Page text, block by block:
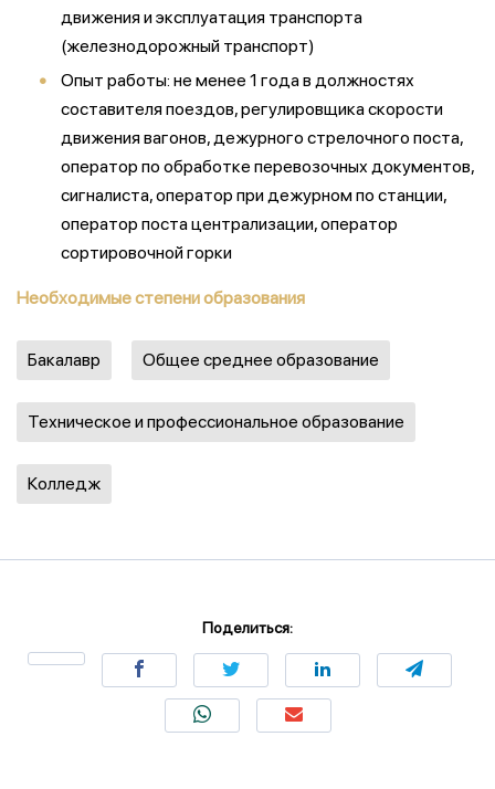
движения и эксплуатация транспорта
(железнодорожный транспорт)
Опыт работы: не менее 1 года в должностях
составителя поездов, регулировщика скорости
движения вагонов, дежурного стрелочного поста,
оператор по обработке перевозочных документов,
сигналиста, оператор при дежурном по станции,
оператор поста централизации, оператор
сортировочной горки
Необходимые степени образования
Бакалавр Общее среднее образование
Техническое и профессиональное образование
Колледж
Поделиться: